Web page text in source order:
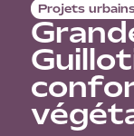
Projets